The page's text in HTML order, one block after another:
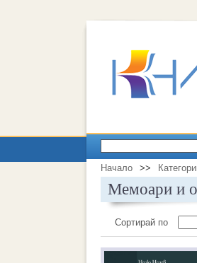
Начало >>
Мемоари и
Сортирай по